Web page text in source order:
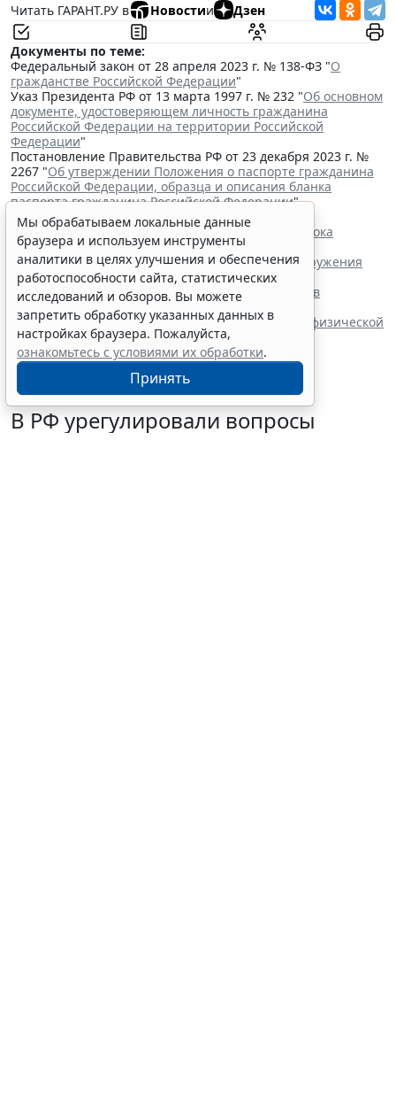
Читать ГАРАНТ.РУ в
Новостии Дзен
Документы по теме:
Федеральный закон от 28 апреля 2023 г. № 138-ФЗ "О
гражданстве Российской Федерации"
Указ Президента РФ от 13 марта 1997 г. № 232 "Об основном
документе, удостоверяющем личность гражданина
Российской Федерации на территории Российской
Федерации"
Постановление Правительства РФ от 23 декабря 2023 г. №
2267 "Об утверждении Положения о паспорте гражданина
Российской Федерации, образца и описания бланка
паспорта гражданина Российской Федерации"
Читайте также:
Владимир Путин подписал закон о продлении срока
действия "гаражной амнистии"
Минюст России разработал проект о сроке обнаружения
недостатков товара
Правила формирования наблюдательных советов
автономных учреждений обновили
В РФ определены коды агрегатного состояния и физической
формы видов отходов
В РФ урегулировали вопросы
Мы обрабатываем локальные данные
браузера и используем инструменты
аналитики в целях улучшения и обеспечения
работоспособности сайта, статистических
исследований и обзоров. Вы можете
запретить обработку указанных данных в
настройках браузера. Пожалуйста,
ознакомьтесь с условиями их обработки.
Принять